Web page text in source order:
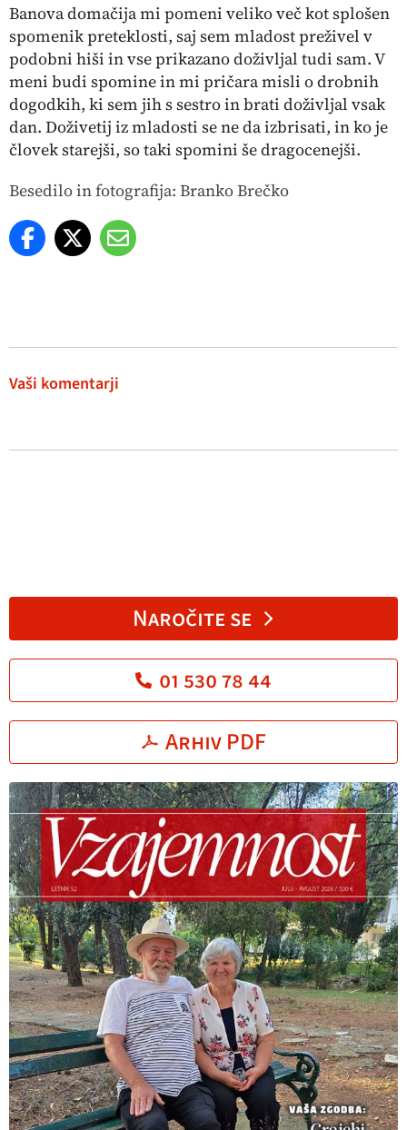
Banova domačija mi pomeni veliko več kot splošen
spomenik preteklosti, saj sem mladost preživel v
podobni hiši in vse prikazano doživljal tudi sam. V
meni budi spomine in mi pričara misli o drobnih
dogodkih, ki sem jih s sestro in brati doživljal vsak
dan. Doživetij iz mladosti se ne da izbrisati, in ko je
človek starejši, so taki spomini šedragocenejši.
Besedilo in fotografija: Branko Brečko
Vaši komentarji
Naročite se
01 530 78 44
Arhiv PDF